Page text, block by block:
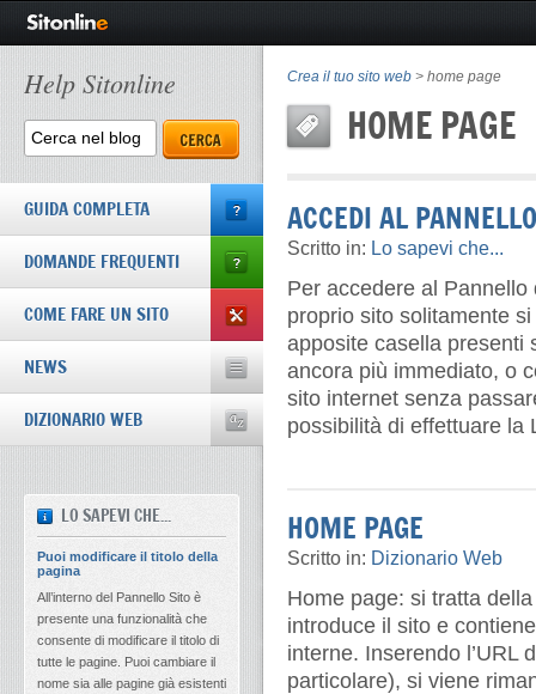
Crea il tuo sito web > home page
HOME PAGE
ACCEDI AL
Scritto in: Lo sapevi che...
Per accedere al
proprio sito solitamente
apposite casella presenti
ancora più immediato, o
sito internet senza
possibilità di effettuare
HOME PAGE
Scritto in: Dizionario Web
Home page: si tratta
introduce il sito e
interne. Inserendo l’URL
particolare), si viene
Help Sitonline
GUIDA COMPLETA
DOMANDE FREQUENTI
COME FARE UN SITO
NEWS
DIZIONARIO WEB
LO SAPEVI CHE...
Puoi modificare il titolo della
pagina
All’interno del Pannello Sito è
presente una funzionalità che
consente di modificare il titolo di
tutte le pagine. Puoi cambiare il
nome sia alle pagine già esistenti